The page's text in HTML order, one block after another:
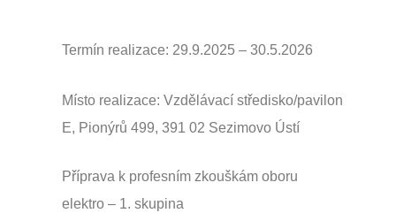
Termín realizace: 29.9.2025 – 30.5.2026
Místo realizace: Vzdělávací středisko/pavilon
E, Pionýrů 499, 391 02 Sezimovo Ústí
Příprava k profesním zkouškám oboru
elektro – 1. skupina